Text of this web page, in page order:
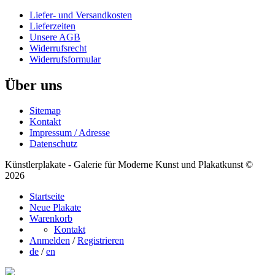
Liefer- und Versandkosten
Lieferzeiten
Unsere AGB
Widerrufsrecht
Widerrufsformular
Über uns
Sitemap
Kontakt
Impressum / Adresse
Datenschutz
Künstlerplakate - Galerie für Moderne Kunst und Plakatkunst ©
2026
Startseite
Neue Plakate
Warenkorb
Kontakt
Anmelden / Registrieren
de /en